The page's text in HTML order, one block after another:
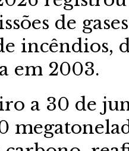
de
incêndios,
em 2003.
a 30 de